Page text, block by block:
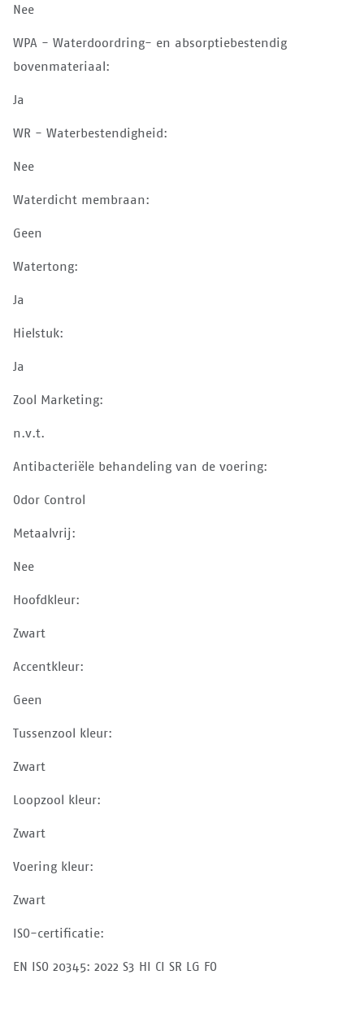
Nee
WPA - Waterdoordring- en absorptiebestendig
bovenmateriaal:
Ja
WR - Waterbestendigheid:
Nee
Waterdicht membraan:
Geen
Watertong:
Ja
Hielstuk:
Ja
Zool Marketing:
n.v.t.
Antibacteriële behandeling van de voering:
Odor Control
Metaalvrij:
Nee
Hoofdkleur:
Zwart
Accentkleur:
Geen
Tussenzool kleur:
Zwart
Loopzool kleur:
Zwart
Voering kleur:
Zwart
ISO-certificatie:
EN ISO 20345: 2022 S3 HI CI SR LG FO